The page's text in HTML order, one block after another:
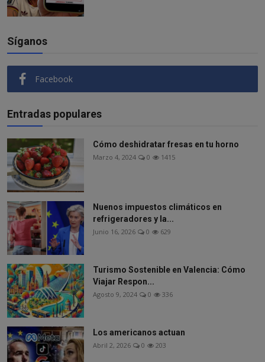
Síganos
Facebook
Entradas populares
Cómo deshidratar fresas en tu horno
Marzo 4, 2024 0 1415
Nuenos impuestos climáticos en
refrigeradores y la...
Junio 16, 2026 0 629
Turismo Sostenible en Valencia: Cómo
Viajar Respon...
Agosto 9, 2024 0 336
Los americanos actuan
Abril 2, 2026 0 203